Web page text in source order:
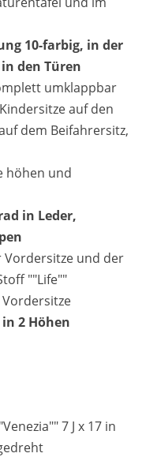
10-farbig, in der
den Türen
umklappbar
auf den
dem Beifahrersitz,
höhen und
in Leder,
Vordersitze und der
""Life""
2 Höhen
7 J x 17 in